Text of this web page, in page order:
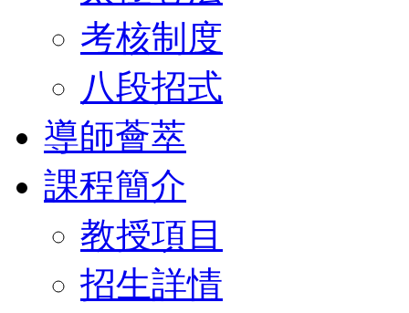
考核制度
八段招式
導師薈萃
課程簡介
教授項目
招生詳情